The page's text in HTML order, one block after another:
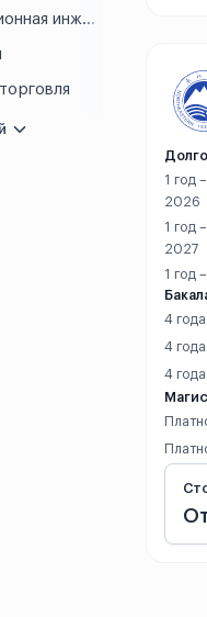
Телекоммуникационная инженерия
1 год
2026
1 год
2027
1 год
4
4
4